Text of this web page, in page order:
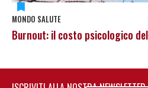
MONDO SALUTE
Burnout: il costo psicologico